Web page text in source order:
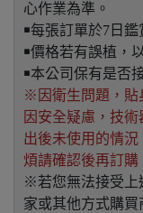
心作業為準。
￭每張訂單於7日
￭價格若有誤植，
￭本公司保有是否
※因衛生問題，貼
因安全疑慮，技
出後未使用的情
煩請確認後再訂購
※若您無法接受上
家或其他方式購買